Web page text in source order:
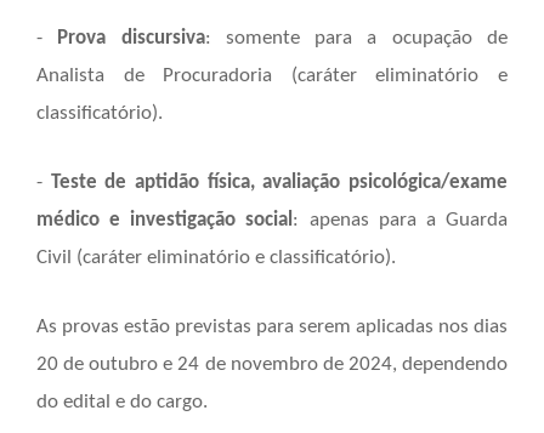
- Prova discursiva: somente para a ocupação de
Analista de Procuradoria (caráter eliminatório e
classificatório).
- Teste de aptidão física, avaliação psicológica/exame
médico e investigação social : apenas para a Guarda
Civil (caráter eliminatório e classificatório).
As provas estão previstas para serem aplicadas nos dias
20 de outubro e 24 de novembro de 2024, dependendo
do edital e do cargo.